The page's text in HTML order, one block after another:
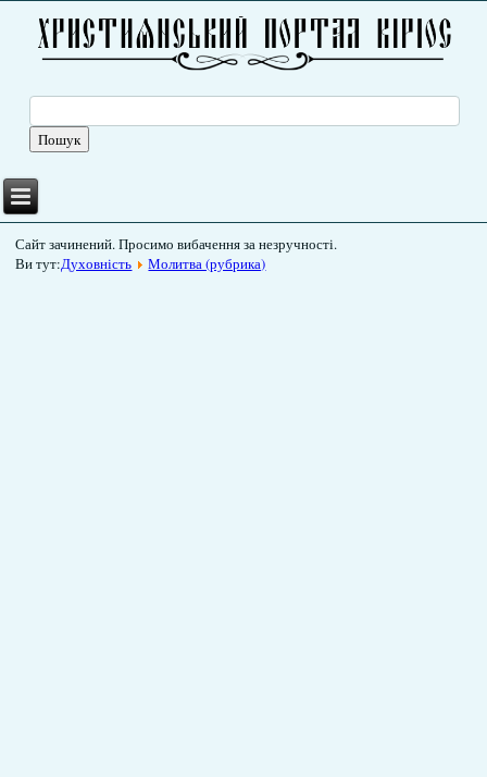
Сайт зачинений. Просимо вибачення за незручності.
Ви тут:Духовність Молитва (рубрика)